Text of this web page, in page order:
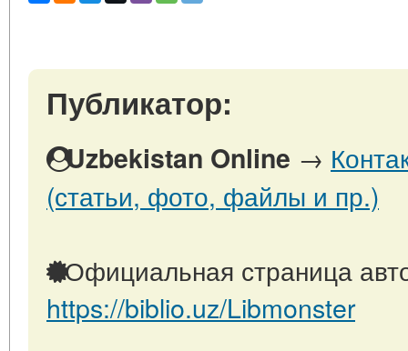
Публикатор:
Uzbekistan Online →
(статьи, фото, файлы и пр.)
Официальная страница
https://biblio.uz/Libmonster